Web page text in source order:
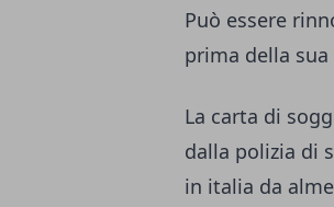
Può essere
prima della sua
La carta di
dalla polizia di
in italia da